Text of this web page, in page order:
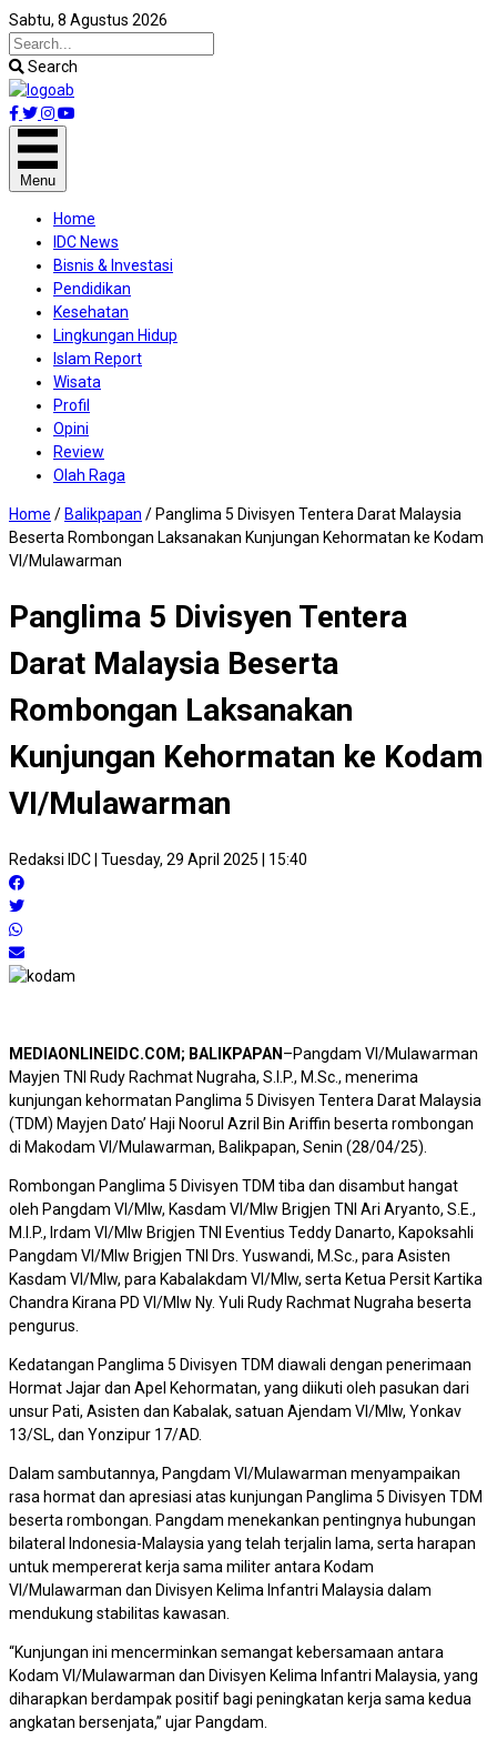
Sabtu, 8 Agustus 2026
Search
Facebook
Twitter
Instagram
Menu
Home
IDC News
Bisnis & Investasi
Pendidikan
Kesehatan
Lingkungan Hidup
Islam Report
Wisata
Profil
Opini
Review
Olah Raga
Home / Balikpapan / Panglima 5 Divisyen Tentera Darat Malaysia
Beserta Rombongan Laksanakan Kunjungan Kehormatan ke Kodam
VI/Mulawarman
Panglima 5 Divisyen Tentera
Darat Malaysia Beserta
Rombongan Laksanakan
Kunjungan Kehormatan ke Kodam
VI/Mulawarman
Redaksi IDC| Tuesday, 29 April 2025 | 15:40
MEDIAONLINEIDC.COM; BALIKPAPAN–Pangdam VI/Mulawarman
Mayjen TNI Rudy Rachmat Nugraha, S.I.P., M.Sc., menerima
kunjungan kehormatan Panglima 5 Divisyen Tentera Darat Malaysia
(TDM) Mayjen Dato’ Haji Noorul Azril Bin Ariffin beserta rombongan
di Makodam VI/Mulawarman, Balikpapan, Senin (28/04/25).
Rombongan Panglima 5 Divisyen TDM tiba dan disambut hangat
oleh Pangdam VI/Mlw, Kasdam VI/Mlw Brigjen TNI Ari Aryanto, S.E.,
M.I.P., Irdam VI/Mlw Brigjen TNI Eventius Teddy Danarto, Kapoksahli
Pangdam VI/Mlw Brigjen TNI Drs. Yuswandi, M.Sc., para Asisten
Kasdam VI/Mlw, para Kabalakdam VI/Mlw, serta Ketua Persit Kartika
Chandra Kirana PD VI/Mlw Ny. Yuli Rudy Rachmat Nugraha beserta
pengurus.
Kedatangan Panglima 5 Divisyen TDM diawali dengan penerimaan
Hormat Jajar dan Apel Kehormatan, yang diikuti oleh pasukan dari
unsur Pati, Asisten dan Kabalak, satuan Ajendam VI/Mlw, Yonkav
13/SL, dan Yonzipur 17/AD.
Dalam sambutannya, Pangdam VI/Mulawarman menyampaikan
rasa hormat dan apresiasi atas kunjungan Panglima 5 Divisyen TDM
beserta rombongan. Pangdam menekankan pentingnya hubungan
bilateral Indonesia-Malaysia yang telah terjalin lama, serta harapan
untuk mempererat kerja sama militer antara Kodam
VI/Mulawarman dan Divisyen Kelima Infantri Malaysia dalam
mendukung stabilitas kawasan.
“Kunjungan ini mencerminkan semangat kebersamaan antara
Kodam VI/Mulawarman dan Divisyen Kelima Infantri Malaysia, yang
diharapkan berdampak positif bagi peningkatan kerja sama kedua
angkatan bersenjata,” ujar Pangdam.